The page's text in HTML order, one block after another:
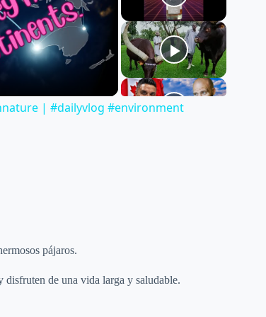
| #dailyvlog #environment
pájaros.
disfruten de una vida larga y saludable.